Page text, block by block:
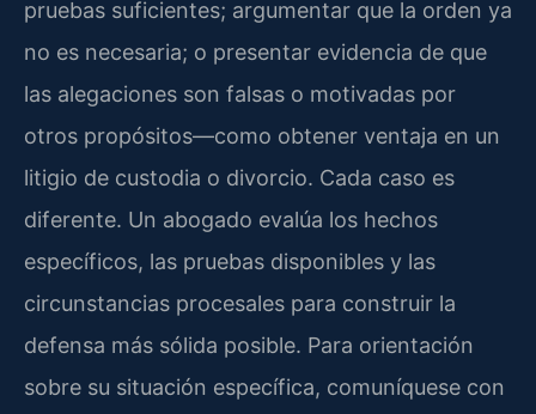
pruebas suficientes; argumentar que la orden ya
no es necesaria; o presentar evidencia de que
las alegaciones son falsas o motivadas por
otros propósitos—como obtener ventaja en un
litigio de custodia o divorcio. Cada caso es
diferente. Un abogado evalúa los hechos
específicos, las pruebas disponibles y las
circunstancias procesales para construir la
defensa más sólida posible. Para orientación
sobre su situación específica, comuníquese con